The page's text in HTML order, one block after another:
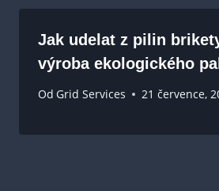
Jak udelat z pilin
výroba ekologického
Od Grid Services 21 července,